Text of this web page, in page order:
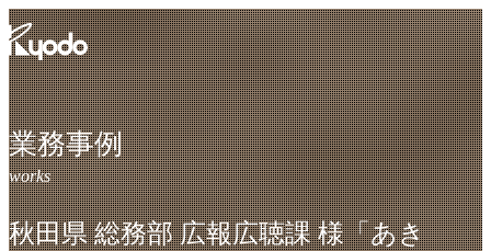
コ
ン
テ
ン
ツ
を
表
示
業務事例
秋田県 総務部 広報広聴課 様「あき